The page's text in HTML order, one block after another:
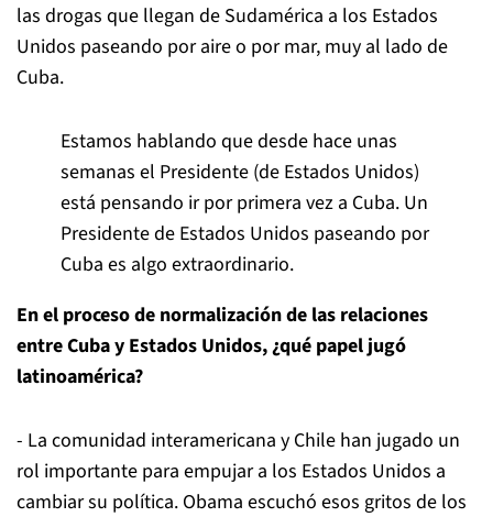
las drogas que llegan de Sudamérica a los Estados
Unidos paseando por aire o por mar, muy al lado de
Cuba.
Estamos hablando que desde hace unas
semanas el Presidente (de Estados Unidos)
está pensando ir por primera vez a Cuba. Un
Presidente de Estados Unidos paseando por
Cuba es algo extraordinario.
En el proceso de normalización de las relaciones
entre Cuba y Estados Unidos, ¿qué papel jugó
latinoamérica?
- La comunidad interamericana y Chile han jugado un
rol importante para empujar a los Estados Unidos a
cambiar su política. Obama escuchó esos gritos de los